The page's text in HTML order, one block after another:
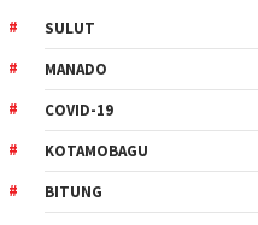
SULUT
MANADO
COVID-19
KOTAMOBAGU
BITUNG